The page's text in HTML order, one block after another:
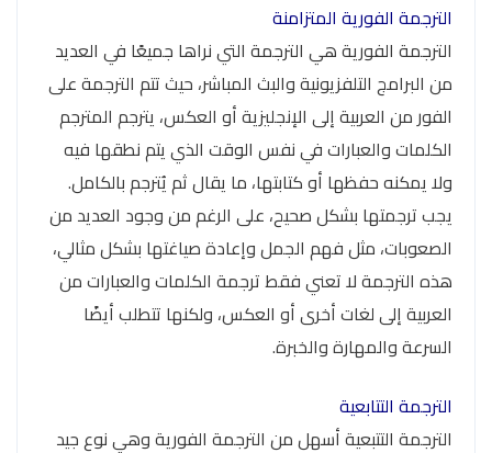
الترجمة الفورية المتزامنة
الترجمة الفورية هي الترجمة التي نراها جميعًا في العديد
من البرامج التلفزيونية والبث المباشر، حيث تتم الترجمة على
الفور من العربية إلى الإنجليزية أو العكس، يترجم المترجم
الكلمات والعبارات في نفس الوقت الذي يتم نطقها فيه
ولا يمكنه حفظها أو كتابتها، ما يقال ثم يُترجم بالكامل.
يجب ترجمتها بشكل صحيح، على الرغم من وجود العديد من
الصعوبات، مثل فهم الجمل وإعادة صياغتها بشكل مثالي،
هذه الترجمة لا تعني فقط ترجمة الكلمات والعبارات من
العربية إلى لغات أخرى أو العكس، ولكنها تتطلب أيضًا
السرعة والمهارة والخبرة.
الترجمة التتابعية
الترجمة التتبعية أسهل من الترجمة الفورية وهي نوع جيد